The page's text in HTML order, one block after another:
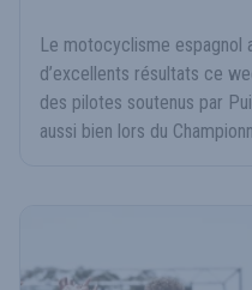
Le motocyclisme espagnol
d’excellents résultats ce
des pilotes soutenus par
aussi bien lors du